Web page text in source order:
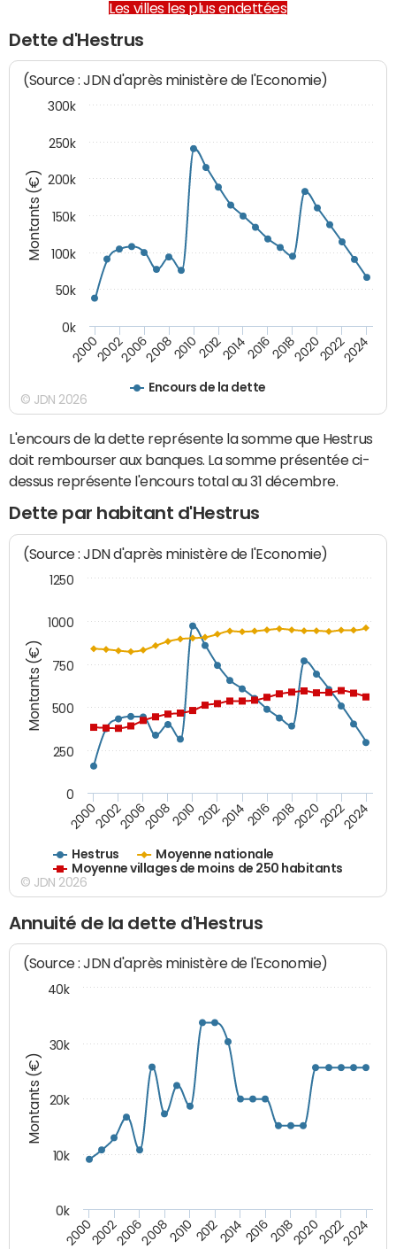
Les villes les plus endettées
Dette d'Hestrus
Montants (€)
(Source : JDN d'après ministère de l'Economie)
Encours de la dette
200020022006200820102012201420162018202020222024
0k
50k
100k
150k
200k
250k
300k
© JDN 2026
L'encours de la dette représente la somme que Hestrus
doit rembourser aux banques. La somme présentée ci-
dessus représente l'encours total au 31 décembre.
Dette par habitant d'Hestrus
Montants (€)
(Source : JDN d'après ministère de l'Economie)
Hestrus
Moyenne nationale
Moyenne villages de moins de 250 habitants
200020022006200820102012201420162018202020222024
0
250
500
750
1000
1250
© JDN 2026
Annuité de la dette d'Hestrus
Montants (€)
(Source : JDN d'après ministère de l'Economie)
20002002200620082010 2012201420162018202020222024
10k
20k
30k
0k
40k